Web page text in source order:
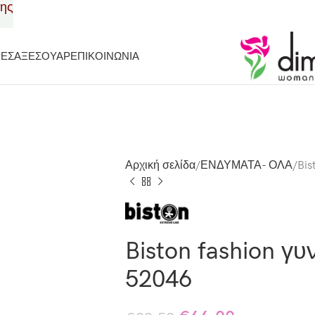
ΑΞΕΣΟΥΑΡΕΠΙΚΟΙΝΩΝΙΑ
Αρχική σελίδα ΕΝΔΥΜΑΤΑ- ΟΛΑ
Biston fashion
52046